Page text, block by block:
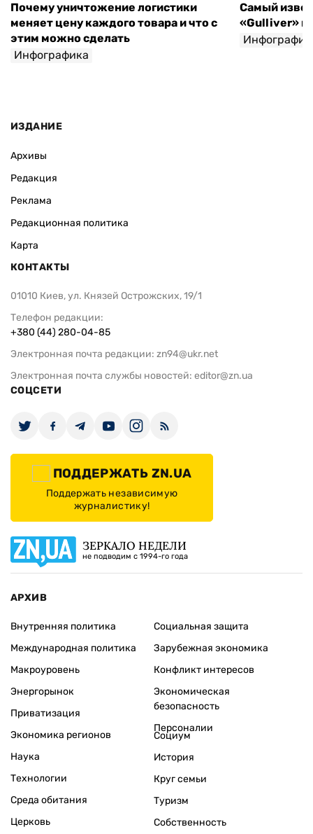
Почему уничтожение логистики
меняет цену каждого товара и что с
этим можно сделать
Инфографика
Самый
«Gulliver»
ИЗДАНИЕ
Архивы
Редакция
Реклама
Редакционная политика
Карта
КОНТАКТЫ
01010 Киев, ул. Князей Острожских, 19/1
Телефон редакции:
+380 (44) 280-04-85
Электронная почта редакции: zn94@ukr.net
Электронная почта службы новостей: editor@zn.ua
СОЦСЕТИ
ПОДДЕРЖАТЬ ZN.UA
Поддержать независимую
журналистику!
ЗЕРКАЛО НЕДЕЛИ
не подводим с 1994-го года
АРХИВ
Внутренняя политика
Международная политика
Макроуровень
Энергорынок
Приватизация
Экономика регионов
Социальная защита
Зарубежная экономика
Конфликт интересов
Экономическая
безопасность
Персоналии
Наука
Технологии
Среда обитания
Церковь
Социум
История
Круг семьи
Туризм
Собственность